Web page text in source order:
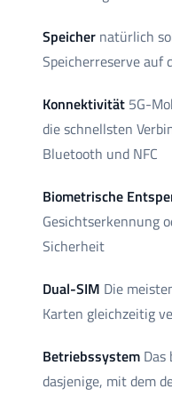
Speicher natürlich
Speicherreserve auf
Konnektivität 5G-
die schnellsten
Bluetooth und NFC
Biometrische
Gesichtserkennung
Sicherheit
Dual-SIM Die
Karten gleichzeitig
Betriebssystem
dasjenige, mit dem